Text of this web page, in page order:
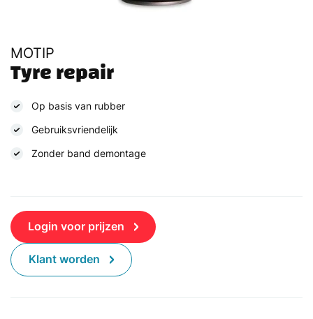
MOTIP
Tyre repair
Op basis van rubber
Gebruiksvriendelijk
Zonder band demontage
Login voor prijzen
Klant worden